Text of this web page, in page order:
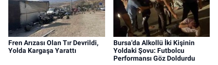
Fren Arızası Olan Tır Devrildi,
Yolda Kargaşa Yarattı
Bursa'da Alkollü İki Kişinin
Yoldaki Şovu: Futbolcu
Performansı Göz Doldurdu